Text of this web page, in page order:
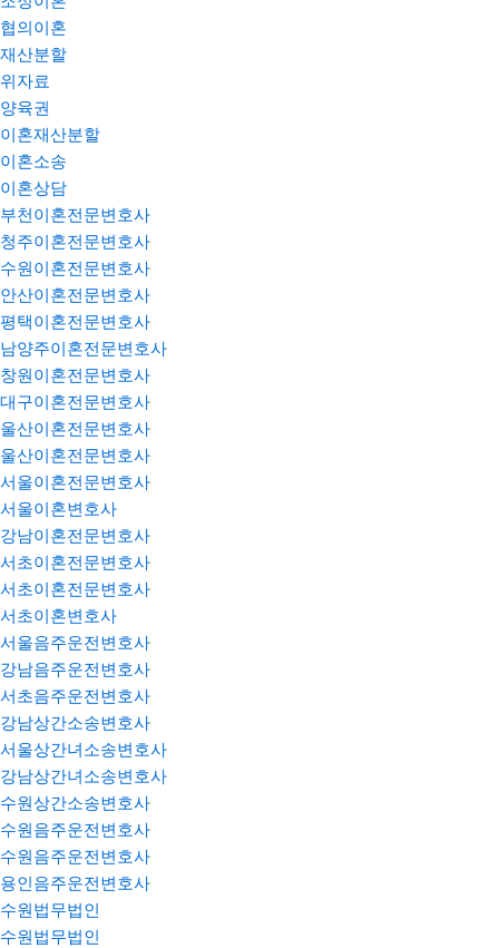
협의이혼
재산분할
위자료
양육권
이혼재산분할
이혼소송
이혼상담
부천이혼전문변호사
청주이혼전문변호사
수원이혼전문변호사
안산이혼전문변호사
평택이혼전문변호사
남양주이혼전문변호사
창원이혼전문변호사
대구이혼전문변호사
울산이혼전문변호사
울산이혼전문변호사
서울이혼전문변호사
서울이혼변호사
강남이혼전문변호사
서초이혼전문변호사
서초이혼전문변호사
서초이혼변호사
서울음주운전변호사
강남음주운전변호사
서초음주운전변호사
강남상간소송변호사
서울상간녀소송변호사
강남상간녀소송변호사
수원상간소송변호사
수원음주운전변호사
수원음주운전변호사
용인음주운전변호사
수원법무법인
수원법무법인